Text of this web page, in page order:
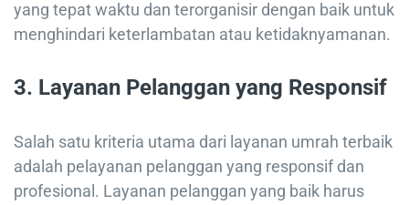
yang tepat waktu dan terorganisir dengan baik untuk
menghindari keterlambatan atau ketidaknyamanan.
3. Layanan Pelanggan yang Responsif
Salah satu kriteria utama dari layanan umrah terbaik
adalah pelayanan pelanggan yang responsif dan
profesional. Layanan pelanggan yang baik harus